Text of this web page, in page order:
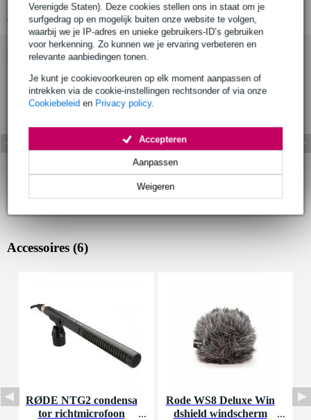
Verenigde Staten). Deze cookies stellen ons in staat om je
surfgedrag op en mogelijk buiten onze website te volgen,
waarbij we je IP-adres en unieke gebruikers-ID’s gebruiken
voor herkenning. Zo kunnen we je ervaring verbeteren en
relevante aanbiedingen tonen.
Je kunt je cookievoorkeuren op elk moment aanpassen of
intrekken via de cookie-instellingen rechtsonder of via onze
Cookiebeleid en Privacy policy.
Weigeren
Aanpassen
Accepteren
Bekijk alle productspecificaties
Bekijk ook eens (4)
Accessoires (6)
RØDE NTG2 condensa
tor richtmicrofoon
Rode WS8 Deluxe Win
dshield windscherm